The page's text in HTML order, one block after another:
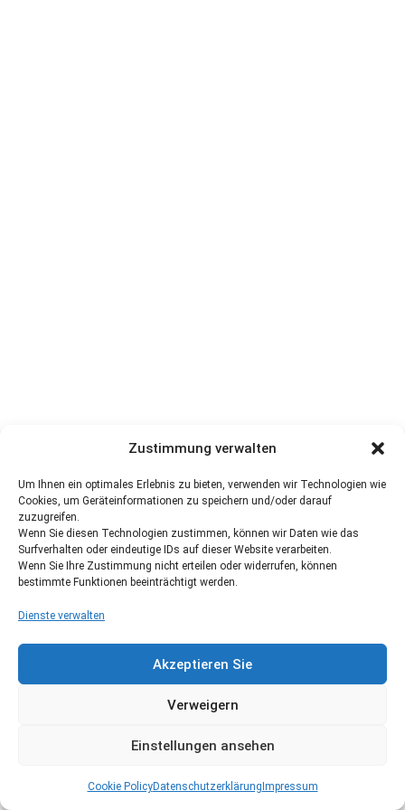
Zustimmung verwalten
Um Ihnen ein optimales Erlebnis zu bieten, verwenden wir Technologien wie
Cookies, um Geräteinformationen zu speichern und/oder darauf
zuzugreifen.
Wenn Sie diesen Technologien zustimmen, können wir Daten wie das
Surfverhalten oder eindeutige IDs auf dieser Website verarbeiten.
Wenn Sie Ihre Zustimmung nicht erteilen oder widerrufen, können
bestimmte Funktionen beeinträchtigt werden.
Dienste verwalten
Akzeptieren Sie
Verweigern
Einstellungen ansehen
Cookie PolicyDatenschutzerklärung Impressum